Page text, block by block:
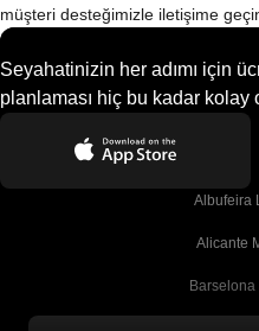
müşteri desteğimizle iletişime
Seyahatinizin her adımı için
planlaması hiç bu kadar kolay
Albufeira
Alicante